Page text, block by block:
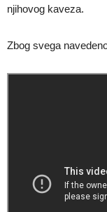
njihovog kaveza.
Zbog svega